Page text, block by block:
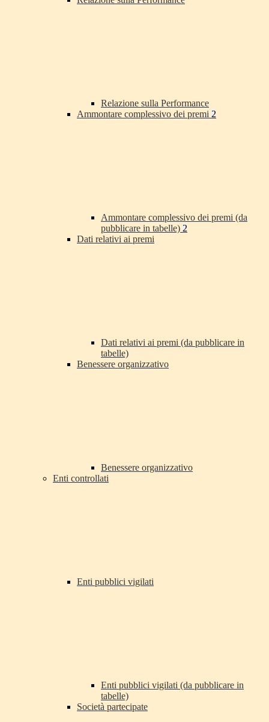
Relazione sulla Performance
Ammontare complessivo dei premi 2
Ammontare complessivo dei premi (da
pubblicare in tabelle) 2
Dati relativi ai premi
Dati relativi ai premi (da pubblicare in
tabelle)
Benessere organizzativo
Benessere organizzativo
Enti controllati
Enti pubblici vigilati
Enti pubblici vigilati (da pubblicare in
tabelle)
Società partecipate